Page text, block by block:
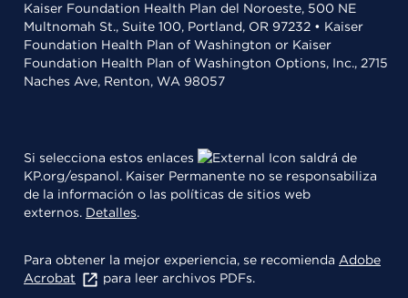
Kaiser Foundation Health Plan del Noroeste, 500 NE
Multnomah St., Suite 100, Portland, OR 97232 • Kaiser
Foundation Health Plan of Washington or Kaiser
Foundation Health Plan of Washington Options, Inc., 2715
Naches Ave, Renton, WA 98057
Si selecciona estos enlaces
saldrá de
KP.org/espanol. Kaiser Permanente no se responsabiliza
de la información o las políticas de sitios web
externos. Detalles.
Para obtener la mejor experiencia, se recomienda Adobe
Acrobat
para leer archivos PDFs.